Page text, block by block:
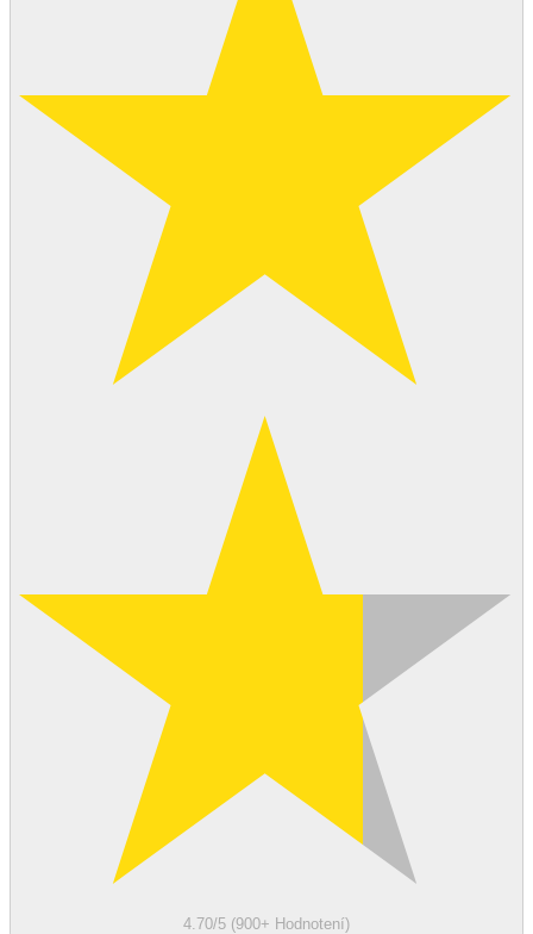
4.70/5 (900+ Hodnotení)